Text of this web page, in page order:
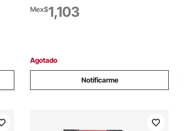
niños, adolescentes y todas las edades.
Fácil de instalar y guardar.
Mex$1,103
Agotado
Notificarme